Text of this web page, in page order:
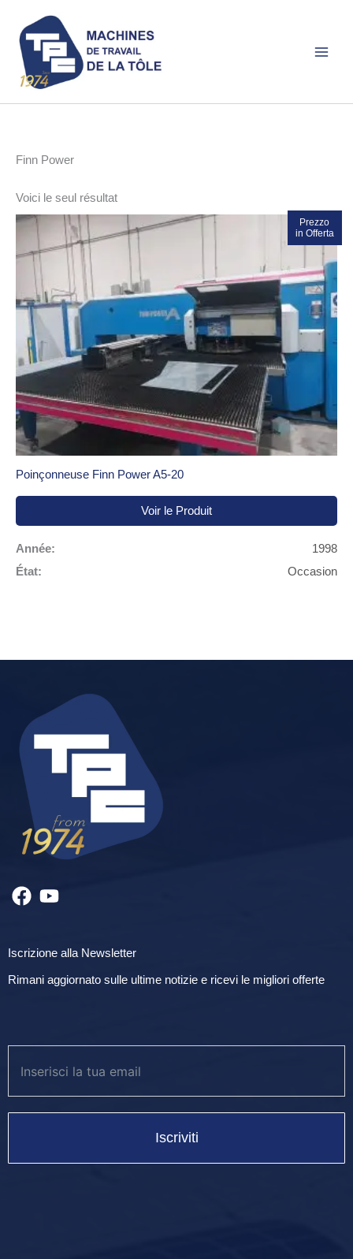
contenu
Finn Power
Voici le seul résultat
Prezzo
in Offerta
Poinçonneuse Finn Power A5-20
Voir le Produit
Année:
1998
État:
Occasion
Iscrizione alla Newsletter
Rimani aggiornato sulle ultime notizie e ricevi le migliori offerte
Iscriviti